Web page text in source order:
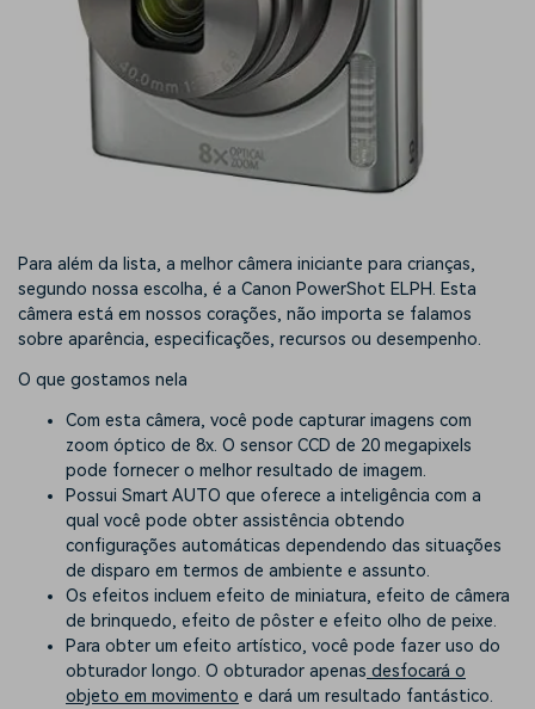
Para além da lista, a melhor câmera iniciante para crianças,
segundo nossa escolha, é a Canon PowerShot ELPH. Esta
câmera está em nossos corações, não importa se falamos
sobre aparência, especificações, recursos ou desempenho.
O que gostamos nela
Com esta câmera, você pode capturar imagens com
zoom óptico de 8x. O sensor CCD de 20 megapixels
pode fornecer o melhor resultado de imagem.
Possui Smart AUTO que oferece a inteligência com a
qual você pode obter assistência obtendo
configurações automáticas dependendo das situações
de disparo em termos de ambiente e assunto.
Os efeitos incluem efeito de miniatura, efeito de câmera
de brinquedo, efeito de pôster e efeito olho de peixe.
Para obter um efeito artístico, você pode fazer uso do
obturador longo. O obturador apenas desfocará o
objeto em movimento e dará um resultado fantástico.